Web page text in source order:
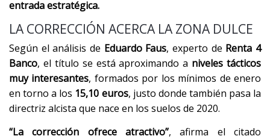
entrada estratégica.
LA CORRECCIÓN ACERCA LA ZONA DULCE
Según el análisis de Eduardo Faus, experto de Renta 4
Banco, el título se está aproximando a niveles tácticos
muy interesantes, formados por los mínimos de enero
en torno a los 15,10 euros, justo donde también pasa la
directriz alcista que nace en los suelos de 2020.
“La corrección ofrece atractivo”, afirma el citado